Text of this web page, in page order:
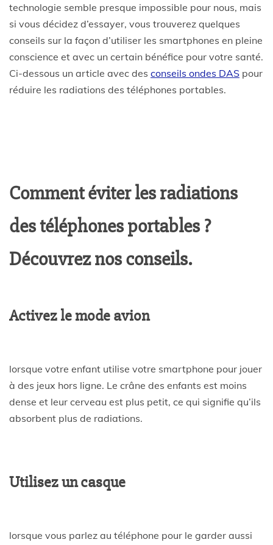
technologie semble presque impossible pour nous, mais
si vous décidez d’essayer, vous trouverez quelques
conseils sur la façon d’utiliser les smartphones en pleine
conscience et avec un certain bénéfice pour votre santé.
Ci-dessous un article avec des conseils ondes DAS pour
réduire les radiations des téléphones portables.
Comment éviter les radiations
des téléphones portables ?
Découvrez nos conseils.
Activez le mode avion
lorsque votre enfant utilise votre smartphone pour jouer
à des jeux hors ligne. Le crâne des enfants est moins
dense et leur cerveau est plus petit, ce qui signifie qu’ils
absorbent plus de radiations.
Utilisez un casque
lorsque vous parlez au téléphone pour le garder aussi